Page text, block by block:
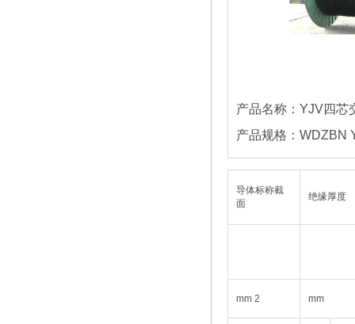
产品名称：YJV四芯
产品规格：WDZBN
导体标称截
面
绝缘厚度
mm 2 mm